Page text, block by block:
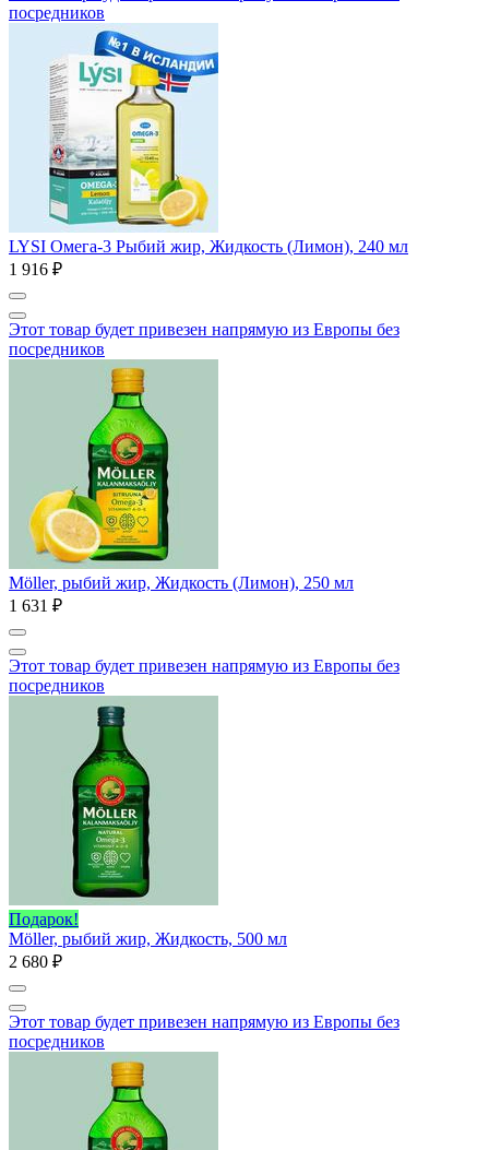
посредников
LYSI Омега-3 Рыбий жир, Жидкость (Лимон), 240 мл
1 916 ₽
Этот товар будет привезен напрямую из Европы без
посредников
Möller, рыбий жир, Жидкость (Лимон), 250 мл
1 631 ₽
Этот товар будет привезен напрямую из Европы без
посредников
Подарок!
Möller, рыбий жир, Жидкость, 500 мл
2 680 ₽
Этот товар будет привезен напрямую из Европы без
посредников